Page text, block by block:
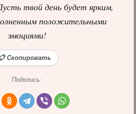
твой день будет ярким,
положительными
эмоциями!
Скопировать
Поделись: